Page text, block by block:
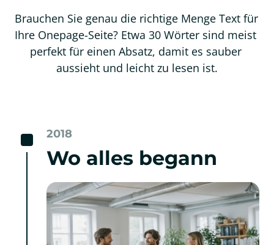
Brauchen Sie genau die richtige Menge Text für
Ihre Onepage-Seite? Etwa 30 Wörter sind meist
perfekt für einen Absatz, damit es sauber
aussieht und leicht zu lesen ist.
2018
Wo alles begann